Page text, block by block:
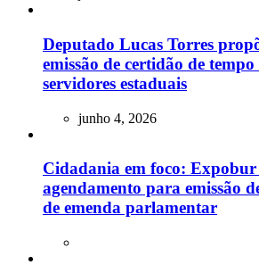
Deputado Lucas Torres
emissão de certidão de tempo
servidores estaduais
junho 4, 2026
Cidadania em foco: Expobur
agendamento para emissão
de emenda parlamentar